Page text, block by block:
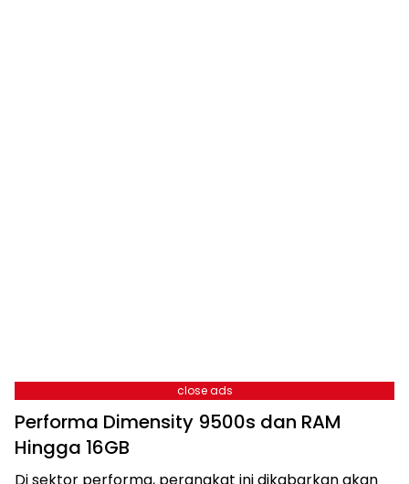
close ads
Performa Dimensity 9500s dan RAM
Hingga 16GB